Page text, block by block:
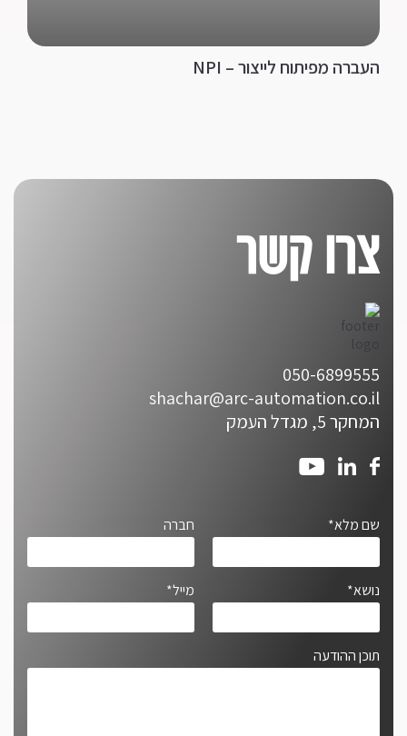
העברה מפיתוח לייצור – NPI
צרו קשר
050-6899555
shachar@arc-automation.co.il
המחקר 5, מגדל העמק
שם מלא* חברה
נושא* מייל*
תוכן ההודעה